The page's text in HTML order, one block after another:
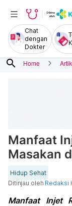
Chat
dengan
Dokter
search Home
Manfaat
Masakan
Hidup Sehat
Ditinjau oleh Redaksi
Manfaat Injet